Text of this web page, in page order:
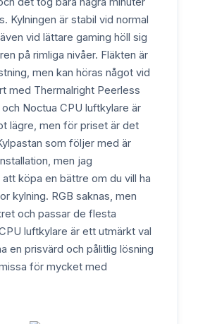
Kylningen är stabil vid normal
vid lättare gaming höll sig
på rimliga nivåer. Fläkten är
men kan höras något vid
med Thermalright Peerless
och Noctua CPU luftkylare är
lägre, men för priset är det
som följer med är
men jag
köpa en bättre om du vill ha
kylning. RGB saknas, men
och passar de flesta
luftkylare är ett utmärkt val
en prisvärd och pålitlig lösning
för mycket med